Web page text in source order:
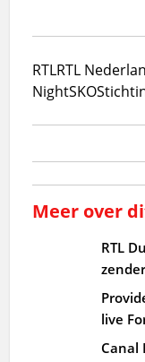
RTLRTL
NightSKO
Meer over
RTL
live
Canal